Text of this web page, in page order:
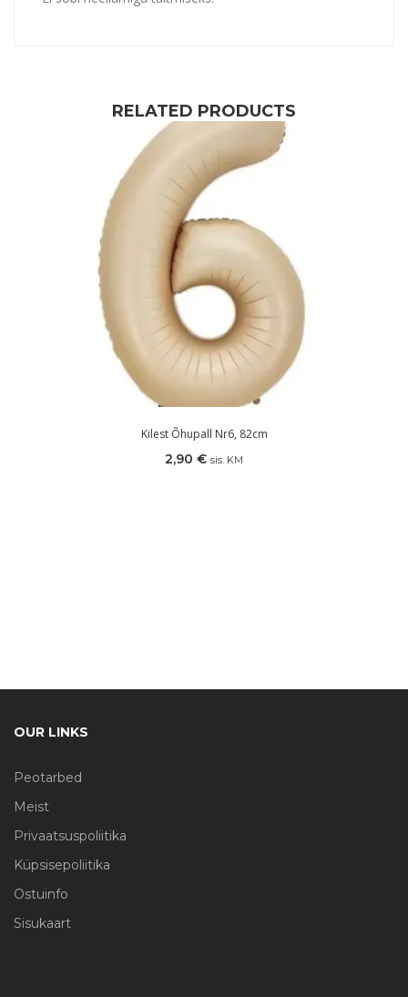
RELATED PRODUCTS
Kilest Õhupall Nr6, 82cm
2,90 € sis. KM
OUR LINKS
Peotarbed
Meist
Privaatsuspoliitika
Küpsisepoliitika
Ostuinfo
Sisukaart